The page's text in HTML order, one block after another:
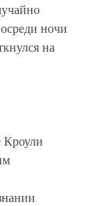
ночи
на